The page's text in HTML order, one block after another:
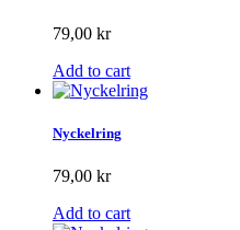
79,00 kr
Add to cart
Nyckelring
79,00 kr
Add to cart